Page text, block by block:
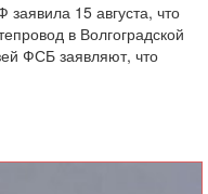
15 августа, что
в Волгоградской
ФСБ заявляют, что